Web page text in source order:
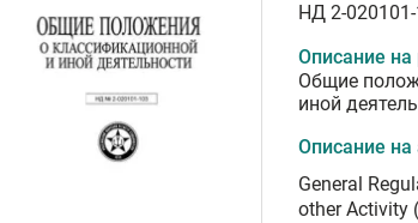
НД 2-
Описание на
Общие
иной
Описание на
General
other Activity